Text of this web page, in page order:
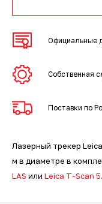
Официальные
Собственная
Поставки по
Лазерный трекер
м в диаметре в
LAS или Leica T-Scan 5.
3D-
ПО Volume
ПО
ПО GOM